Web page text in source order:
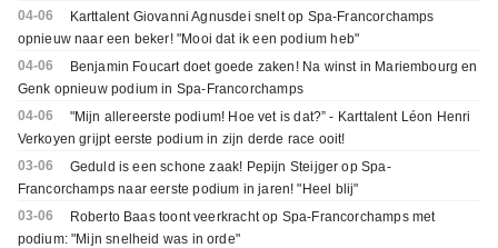
04-06
Karttalent Giovanni Agnusdei snelt op Spa-Francorchamps
opnieuw naar een beker! "Mooi dat ik een podium heb"
04-06
Benjamin Foucart doet goede zaken! Na winst in Mariembourg en
Genk opnieuw podium in Spa-Francorchamps
04-06
"Mijn allereerste podium! Hoe vet is dat?” - Karttalent Léon Henri
Verkoyen grijpt eerste podium in zijn derde race ooit!
03-06
Geduld is een schone zaak! Pepijn Steijger op Spa-
Francorchamps naar eerste podium in jaren! "Heel blij"
03-06
Roberto Baas toont veerkracht op Spa-Francorchamps met
podium: "Mijn snelheid was in orde"